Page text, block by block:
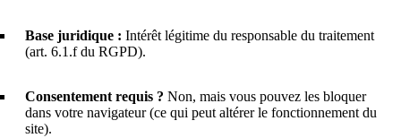
Base juridique : Intérêt légitime du responsable du traitement
(art. 6.1.f du RGPD).
Consentement requis ? Non, mais vous pouvez les bloquer
dans votre navigateur (ce qui peut altérer le fonctionnement du
site).